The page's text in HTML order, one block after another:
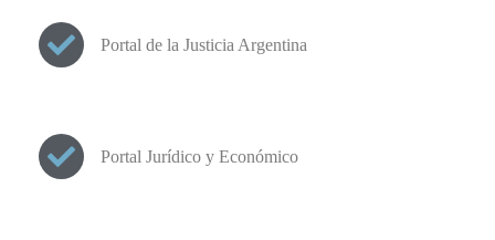
Portal de la Justicia Argentina
Portal Jurídico y Económico